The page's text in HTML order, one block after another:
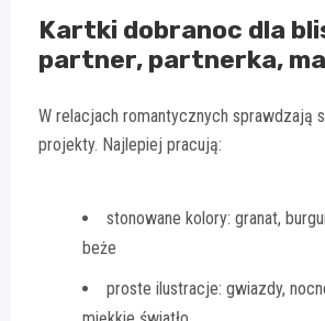
Kartki dobranoc dla
partner, partnerka,
W relacjach romantycznych sprawdzają
projekty. Najlepiej pracują:
stonowane kolory: granat,
beże
proste ilustracje: gwiazdy,